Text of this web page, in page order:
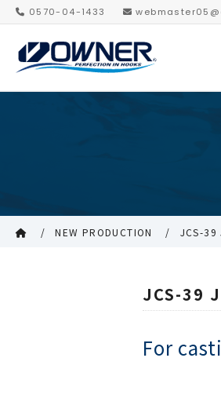
0570-04-1433
NEW PRODUCTION JCS-39
JCS-39
For